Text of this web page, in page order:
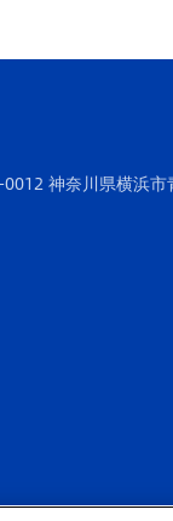
神奈川県横浜市